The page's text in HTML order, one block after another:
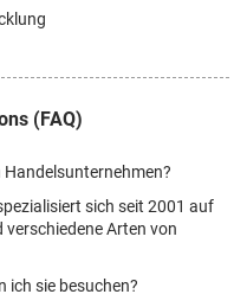
(FAQ)
Handelsunternehmen?
sich seit 2001 auf
Arten von
ich sie besuchen?